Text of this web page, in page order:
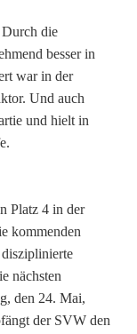
Durch die
besser in
war in der
Und auch
und hielt in
Platz 4 in der
kommenden
nächsten
den 24. Mai,
der SVW den